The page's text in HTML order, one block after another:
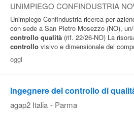
UNIMPIEGO CONFINDUSTRIA
Unimpiego Confindustria ricerca per
con sede a San Pietro Mosezzo (NO),
controllo qualità (rif. 22/26-NO) La
controllo visivo e dimensionale dei
oggi
Ingegnere del controllo di
agap2 Italia - Parma